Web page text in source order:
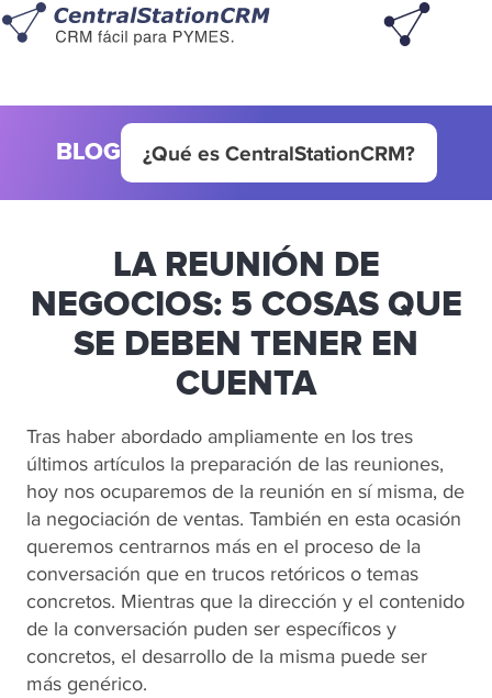
BLOG ¿Qué es CentralStationCRM?
LA REUNIÓN DE
NEGOCIOS: 5 COSAS QUE
SE DEBEN TENER EN
CUENTA
Tras haber abordado ampliamente en los tres
últimos artículos la preparación de las reuniones,
hoy nos ocuparemos de la reunión en sí misma, de
la negociación de ventas. También en esta ocasión
queremos centrarnos más en el proceso de la
conversación que en trucos retóricos o temas
concretos. Mientras que la dirección y el contenido
de la conversación puden ser específicos y
concretos, el desarrollo de la misma puede ser
más genérico.